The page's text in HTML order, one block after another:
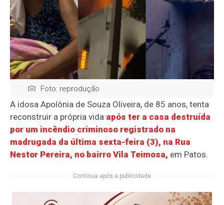
Foto: reprodução
A idosa Apolônia de Souza Oliveira, de 85 anos, tenta
reconstruir a própria vida após ter a casa destruída
por um incêndio criminoso registrado na
madrugada da última sexta-feira (3), na Rua
Nestor Pereira, no bairro Vila Teimosa, em Patos.
Continua após a publicidade